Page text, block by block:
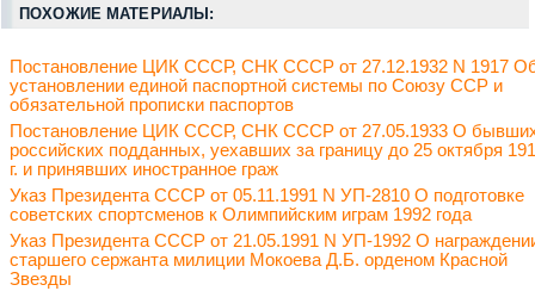
ПОХОЖИЕ МАТЕРИАЛЫ:
Постановление ЦИК СССР, СНК СССР от 27.12.1932 N 1917
установлении единой паспортной системы по Союзу ССР и
обязательной прописки паспортов
Постановление ЦИК СССР, СНК СССР от 27.05.1933 О
российских подданных, уехавших за границу до 25 октября
г. и принявших иностранное граж
Указ Президента СССР от 05.11.1991 N УП-2810 О подготовке
советских спортсменов к Олимпийским играм 1992 года
Указ Президента СССР от 21.05.1991 N УП-1992 О
старшего сержанта милиции Мокоева Д.Б. орденом Красной
Звезды